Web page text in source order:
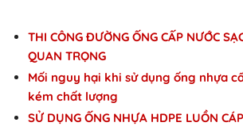
THI CÔNG ĐƯỜNG ỐNG CẤP NƯỚC
QUAN TRỌNG
Mối nguy hại khi sử dụng ống nhựa
kém chất lượng
SỬ DỤNG ỐNG NHỰA HDPE LUỒN